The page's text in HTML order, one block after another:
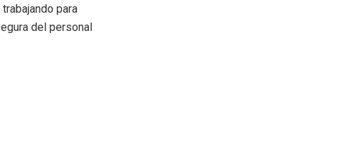
para
del personal